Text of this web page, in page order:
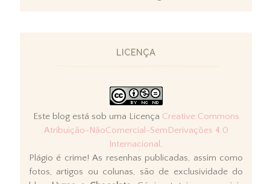
LICENÇA
Este blog está sob uma Licença Creative Commons
Atribuição-NãoComercial-SemDerivações 4.0
Internacional .
Plágio é crime! As resenhas publicadas, assim como
fotos, artigos ou colunas, são de exclusividade do